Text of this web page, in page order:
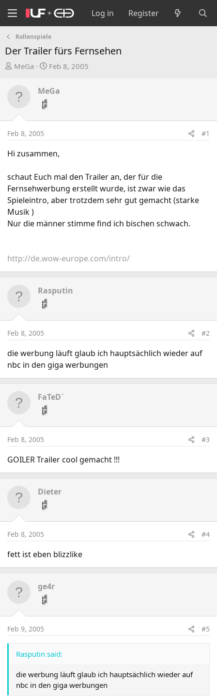
Log in Register
Rollenspiele
Der Trailer fürs Fernsehen
T
e
d
s
t
a
t
e
r
MeGa
S
a
d
t
e
Feb 8, 2005
MeGa
Feb 8, 2005 #1
Hi zusammen,
schaut Euch mal den Trailer an, der für die
Fernsehwerbung erstellt wurde, ist zwar wie das
Spieleintro, aber trotzdem sehr gut gemacht (starke
Musik )
Nur die männer stimme find ich bischen schwach.
http://de.wow-europe.com/intro/
Rasputin
Feb 8, 2005 #2
die werbung läuft glaub ich hauptsächlich wieder auf
nbc in den giga werbungen
FaTeD`
Feb 8, 2005 #3
GOILER Trailer cool gemacht !!!
Dieter
Feb 8, 2005 #4
fett ist eben blizzlike
ge4r
Feb 9, 2005 #5
Rasputin said:
die werbung läuft glaub ich hauptsächlich wieder auf
nbc in den giga werbungen